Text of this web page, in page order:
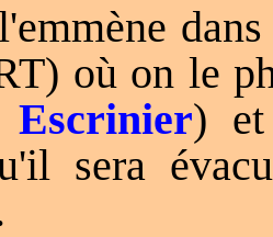
où on le
Escrinier) et
sera